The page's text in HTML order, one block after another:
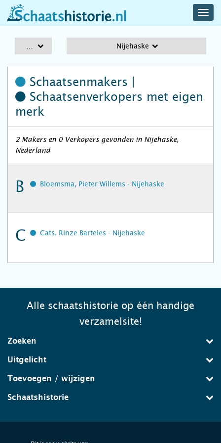
schaatshistorie.nl
Nijehaske
Schaatsenmakers |
Schaatsenverkopers met eigen
merk
2 Makers en 0 Verkopers gevonden in Nijehaske,
Nederland
B Bloemsma, Pieter Willems - Nijehaske
C Cats, Rinze Barteles - Nijehaske
Alle schaatshistorie op één handige
verzamelsite!
Zoeken
Uitgelicht
Toevoegen / wijzigen
Schaatshistorie